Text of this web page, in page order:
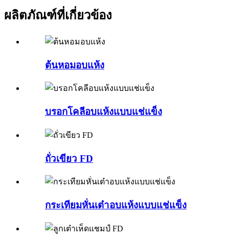
ผลิตภัณฑ์ที่เกี่ยวข้อง
ต้นหอมอบแห้ง
บรอกโคลีอบแห้งแบบแช่แข็ง
ถั่วเขียว FD
กระเทียมหั่นเต๋าอบแห้งแบบแช่แข็ง